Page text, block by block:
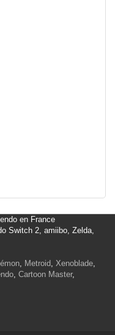
en France
Switch 2, amiibo, Zelda,
, Metroid, Xenoblade,
, Cartoon Master,